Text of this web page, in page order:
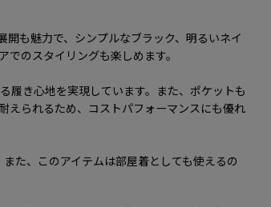
も魅力で、シンプルなブラック、明るいネイ
のスタイリングも楽しめます。
履き心地を実現しています。また、ポケットも
えられるため、コストパフォーマンスにも優れ
た、このアイテムは部屋着としても使えるの